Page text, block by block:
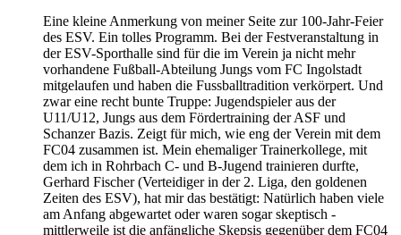
Eine kleine Anmerkung von meiner Seite zur 100-Jahr-Feier
des ESV. Ein tolles Programm. Bei der Festveranstaltung in
der ESV-Sporthalle sind für die im Verein ja nicht mehr
vorhandene Fußball-Abteilung Jungs vom FC Ingolstadt
mitgelaufen und haben die Fussballtradition verkörpert. Und
zwar eine recht bunte Truppe: Jugendspieler aus der
U11/U12, Jungs aus dem Fördertraining der ASF und
Schanzer Bazis. Zeigt für mich, wie eng der Verein mit dem
FC04 zusammen ist. Mein ehemaliger Trainerkollege, mit
dem ich in Rohrbach C- und B-Jugend trainieren durfte,
Gerhard Fischer (Verteidiger in der 2. Liga, den goldenen
Zeiten des ESV), hat mir das bestätigt: Natürlich haben viele
am Anfang abgewartet oder waren sogar skeptisch -
mittlerweile ist die anfängliche Skepsis gegenüber dem FC04